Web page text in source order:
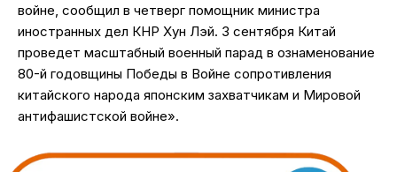
войне, сообщил в четверг помощник министра
иностранных дел КНР Хун Лэй. 3 сентября Китай
проведет масштабный военный парад в ознаменование
80-й годовщины Победы в Войне сопротивления
китайского народа японским захватчикам и Мировой
антифашистской войне».